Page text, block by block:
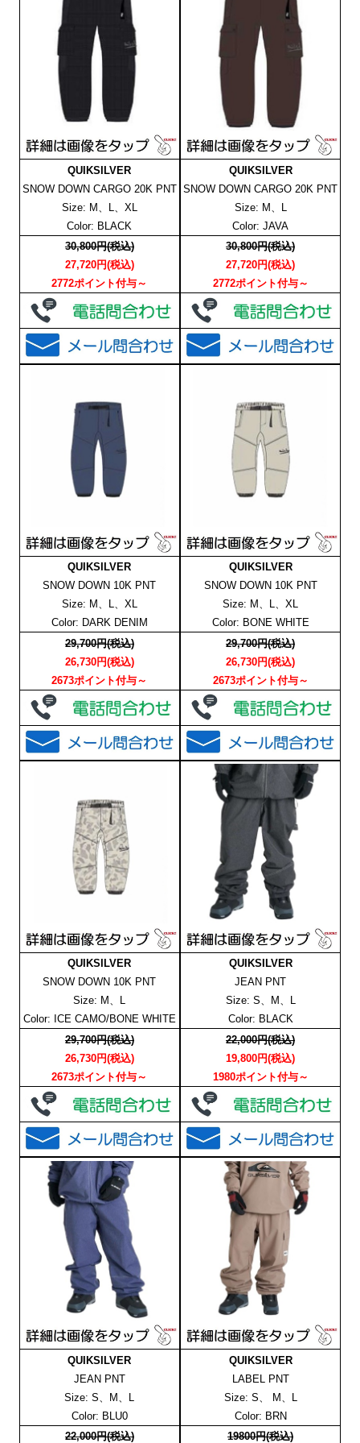
QUIKSILVER
SNOW DOWN CARGO 20K PNT
Size: M、L、XL
Color: BLACK
30,800円(税込)
27,720円(税込)
2772ポイント付与～
QUIKSILVER
SNOW DOWN CARGO 20K PNT
Size: M、L
Color: JAVA
30,800円(税込)
27,720円(税込)
2772ポイント付与～
QUIKSILVER
SNOW DOWN 10K PNT
Size: M、L、XL
Color: DARK DENIM
29,700円(税込)
26,730円(税込)
2673ポイント付与～
QUIKSILVER
SNOW DOWN 10K PNT
Size: M、L、XL
Color: BONE WHITE
29,700円(税込)
26,730円(税込)
2673ポイント付与～
QUIKSILVER
SNOW DOWN 10K PNT
Size: M、L
Color: ICE CAMO/BONE WHITE
29,700円(税込)
26,730円(税込)
2673ポイント付与～
QUIKSILVER
JEAN PNT
Size: S、M、L
Color: BLACK
22,000円(税込)
19,800円(税込)
1980ポイント付与～
QUIKSILVER
JEAN PNT
Size: S、M、L
Color: BLU0
22,000円(税込)
QUIKSILVER
LABEL PNT
Size: S、 M、L
Color: BRN
19800円(税込)